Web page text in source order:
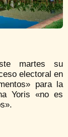
martes su
electoral en
para la
Yoris «no es